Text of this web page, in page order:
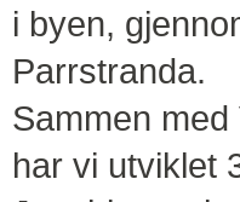
i byen,
Parrstranda.
Sammen
har vi utviklet